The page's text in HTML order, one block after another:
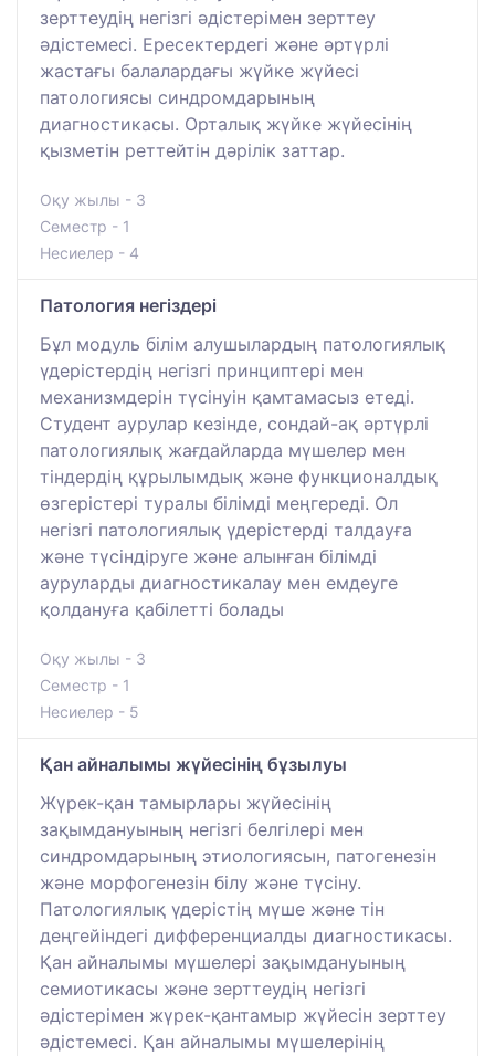
зерттеудің негізгі әдістерімен зерттеу
әдістемесі. Ересектердегі және әртүрлі
жастағы балалардағы жүйке жүйесі
патологиясы синдромдарының
диагностикасы. Орталық жүйке жүйесінің
қызметін реттейтін дәрілік заттар.
Оқу жылы - 3
Семестр - 1
Несиелер - 4
Патология негіздері
Бұл модуль білім алушылардың патологиялық
үдерістердің негізгі принциптері мен
механизмдерін түсінуін қамтамасыз етеді.
Студент аурулар кезінде, сондай-ақ әртүрлі
патологиялық жағдайларда мүшелер мен
тіндердің құрылымдық және функционалдық
өзгерістері туралы білімді меңгереді. Ол
негізгі патологиялық үдерістерді талдауға
және түсіндіруге және алынған білімді
ауруларды диагностикалау мен емдеуге
қолдануға қабілетті болады
Оқу жылы - 3
Семестр - 1
Несиелер - 5
Қан айналымы жүйесінің бұзылуы
Жүрек-қан тамырлары жүйесінің
зақымдануының негізгі белгілері мен
синдромдарының этиологиясын, патогенезін
және морфогенезін білу және түсіну.
Патологиялық үдерістің мүше және тін
деңгейіндегі дифференциалды диагностикасы.
Қан айналымы мүшелері зақымдануының
семиотикасы және зерттеудің негізгі
әдістерімен жүрек-қантамыр жүйесін зерттеу
әдістемесі. Қан айналымы мүшелерінің